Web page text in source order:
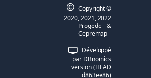
Développé
par DBnomics
version (HEAD
d863ee86)
© Copyright ©
2020, 2021, 2022
Progedo
&
Cepremap